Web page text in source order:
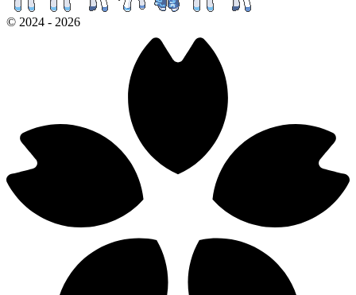
记
录
© 2024 - 2026